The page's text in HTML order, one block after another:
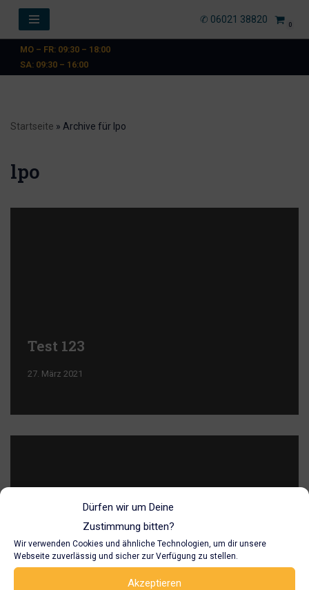
Dürfen wir um Deine
Zustimmung bitten?
Wir verwenden Cookies und ähnliche Technologien, um dir unsere
Webseite zuverlässig und sicher zur Verfügung zu stellen.
Akzeptieren
Zum
springen
MO – FR: 09:30 – 18:00
SA: 09:30 – 16:00
✆ 06021 38820 0
Startseite » Archive für lpo
lpo
Test 123
27. März 2021
Hallo Welt!